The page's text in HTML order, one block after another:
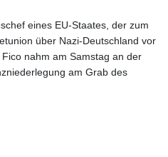
eines EU-Staates, der zum
über Nazi-Deutschland vor
nahm am Samstag an der
am Grab des